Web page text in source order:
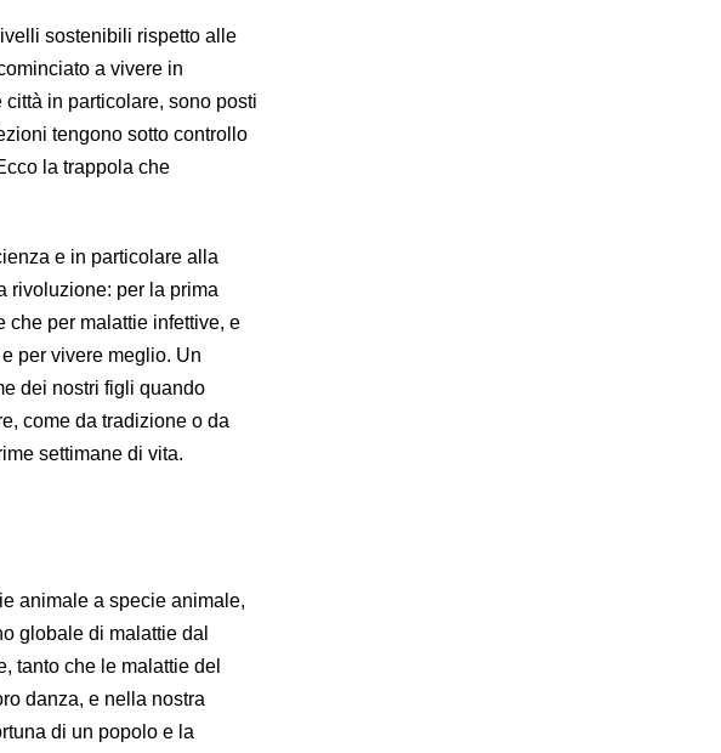
sostenibili rispetto alle
a vivere in
in particolare, sono posti
tengono sotto controllo
la trappola che
e in particolare alla
rivoluzione: per la prima
che per malattie infettive, e
per vivere meglio. Un
dei nostri figli quando
come da tradizione o da
settimane di vita.
animale a specie animale,
globale di malattie dal
tanto che le malattie del
danza, e nella nostra
di un popolo e la